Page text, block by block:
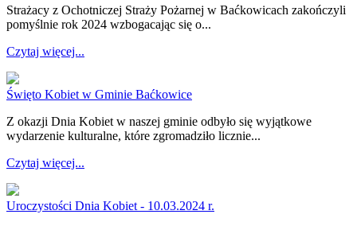
Strażacy z Ochotniczej Straży Pożarnej w Baćkowicach zakończyli
pomyślnie rok 2024 wzbogacając się o...
Czytaj więcej...
Święto Kobiet w Gminie Baćkowice
Z okazji Dnia Kobiet w naszej gminie odbyło się wyjątkowe
wydarzenie kulturalne, które zgromadziło licznie...
Czytaj więcej...
Uroczystości Dnia Kobiet - 10.03.2024 r.